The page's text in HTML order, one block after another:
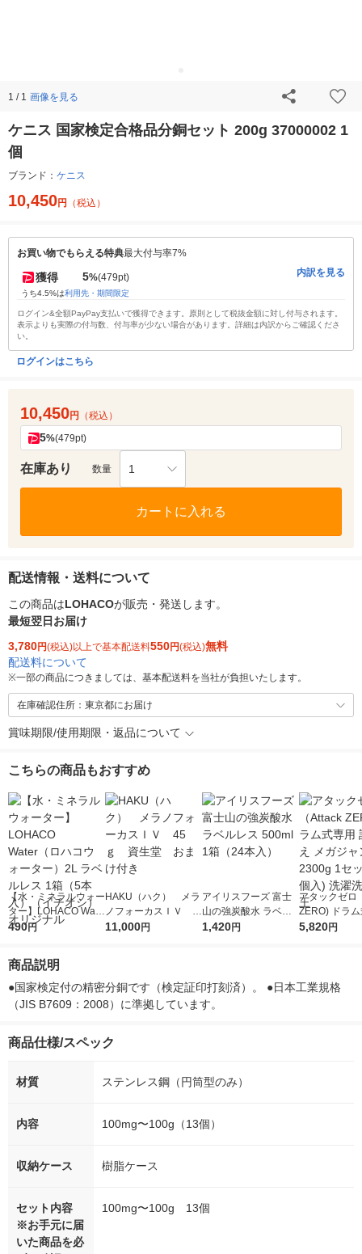
1 / 1 画像を見る
ケニス 国家検定合格品分銅セット 200g 37000002 1
個
ブランド： ケニス
10,450円 （税込）
お買い物でもらえる特典最大付与率7%
獲得 5%(479pt)
うち4.5%は利用先・期間限定
内訳を見る
ログイン&全額PayPay支払いで獲得できます。原則として税抜金額に対し付与されます。
表示よりも実際の付与数、付与率が少ない場合があります。詳細は内訳からご確認くださ
い。
ログインはこちら
10,450円 （税込）
5%(479pt)
在庫あり 数量 1
カートに入れる
配送情報・送料について
この商品はLOHACOが販売・発送します。
最短翌日お届け
3,780円(税込)以上で基本配送料550円(税込)無料
配送料について
※一部の商品につきましては、基本配送料を当社が負担いたします。
在庫確認住所：東京都にお届け
賞味期限/使用期限・返品について
こちらの商品もおすすめ
【水・ミネラルウォー
ター】LOHACO Wate
r（ロハコウォータ
シ） オリジナル
490円
HAKU（ハク） メラ
ノフォーカスＩＶ 4
5ｇ 資生堂 おまけ
11,000円
アイリスフーズ 富士
山の強炭酸水 ラベル
レス 500ml 1箱（24
1,420円
アタックゼロ
ZERO) ドラ
詰め替え メガ
5,820円
商品説明
●国家検定付の精密分銅です（検定証印打刻済）。 ●日本工業規格
（JIS B7609：2008）に準拠しています。
商品仕様/スペック
材質 ステンレス鋼（円筒型のみ）
内容 100mg〜100g（13個）
収納ケース 樹脂ケース
セット内容
※お手元に届
いた商品を必
100mg〜100g 13個